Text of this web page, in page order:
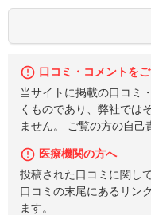
口コミ・コメントを
当サイトに掲載の口コミ
くものであり、弊社では
ません。 ご覧の方の自己
医療機関の方へ
投稿された口コミに関し
口コミの末尾にあるリン
ます。